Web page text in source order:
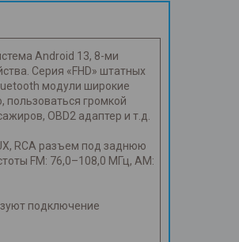
Android 13, 8-ми
Серия «FHD» штатных
модули широкие
пользоваться громкой
OBD2 адаптер и т.д.
RCA разъем под заднюю
FM: 76,0–108,0 МГц, AM:
подключение